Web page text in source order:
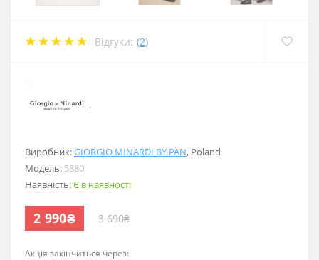
Відгуки: (2)
Виробник:GIORGIO MINARDI BY PAN, Poland
Модель: 5380
Наявність:Є в наявності
2 990₴ 3 690₴
Акція закінчиться через:
.